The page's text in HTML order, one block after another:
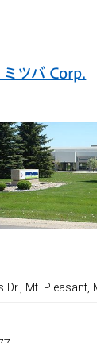
ミツバ Corp.
Dr., Mt. Pleasant,